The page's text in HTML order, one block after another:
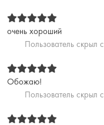
очень хороший
Пользователь скрыл
Обожаю!
Пользователь скрыл